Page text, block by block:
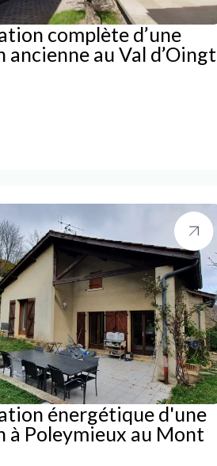
complète d’une
ancienne au Val d’Oingt
énergétique d'une
à Poleymieux au Mont